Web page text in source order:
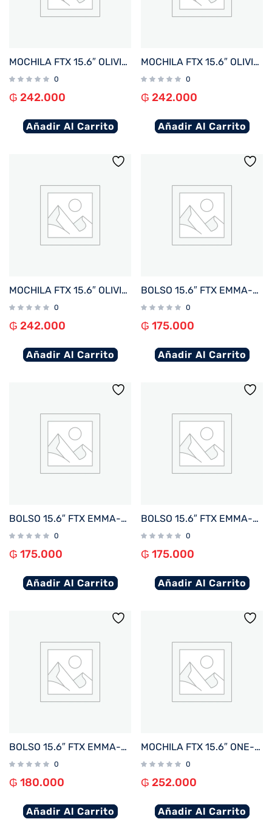
MOCHILA FTX 15.6″ OLIVIA-BL AZUL
0
₲ 242.000
Añadir Al Carrito
MOCHILA FTX 15.6″ OLIVIA-KH KHAKI
0
₲ 242.000
Añadir Al Carrito
MOCHILA FTX 15.6″ OLIVIA-BK NEGRO
0
₲ 242.000
Añadir Al Carrito
BOLSO 15.6″ FTX EMMA-RBR MARRON ROJIZO
0
₲ 175.000
Añadir Al Carrito
BOLSO 15.6″ FTX EMMA-BL AZUL
0
₲ 175.000
Añadir Al Carrito
BOLSO 15.6″ FTX EMMA-KH KHAKI
0
₲ 175.000
Añadir Al Carrito
BOLSO 15.6″ FTX EMMA-BK NEGRO 124870
0
₲ 180.000
Añadir Al Carrito
MOCHILA FTX 15.6″ ONE-BL AZUL
0
₲ 252.000
Añadir Al Carrito